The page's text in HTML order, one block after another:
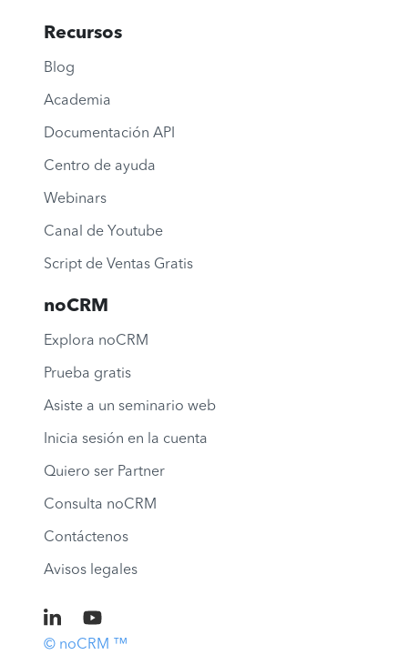
Recursos
Blog
Academia
Documentación API
Centro de ayuda
Webinars
Canal de Youtube
Script de Ventas Gratis
noCRM
Explora noCRM
Prueba gratis
Asiste a un seminario web
Inicia sesión en la cuenta
Quiero ser Partner
Consulta noCRM
Contáctenos
Avisos legales
© noCRM ™